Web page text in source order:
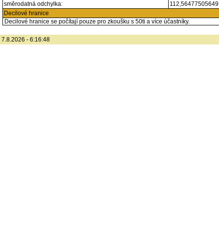
směrodatná odchylka:
Decilové hranice
Decilové hranice se počítají pouze pro zkoušku s 50ti a více účastníky.
7.8.2026 - 6:16:48